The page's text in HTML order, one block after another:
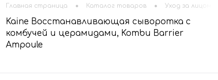
Главная страница • Каталог товаров • Уход за лицом
Kaine Восстанавливающая cыворотка с
комбучей и церамидами, Kombu Barrier
Ampoule